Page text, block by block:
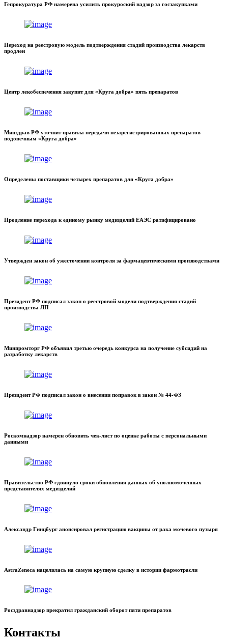
Гепрокуратура РФ намерена усилить прокуроский надзор за госзакупками
Переход на реестровую модель подтверждения стадий производства лекарств
продлен
Центр лекобеспечения закупит для «Круга добра» пять препаратов
Минздрав РФ уточнит правила передачи незарегистрированных препаратов
подопечным «Круга добра»
Определены поставщики четырех препаратов для «Круга добра»
Продление перехода к единому рынку медизделий ЕАЭС ратифицировано
Утвержден закон об ужесточении контроля за фармацевтическими производствами
Президент РФ подписал закон о реестровой модели подтверждения стадий
производства ЛП
Минпромторг РФ объявил третью очередь конкурса на получение субсидий на
разработку лекарств
Президент РФ подписал закон о внесении поправок в закон № 44-ФЗ
Роскомнадзор намерен обновить чек-лист по оценке работы с персональными
данными
Правительство РФ сдвинуло сроки обновления данных об уполномоченных
представителях медизделий
Александр Гинцбург анонсировал регистрацию вакцины от рака мочевого пузыря
AstraZeneca нацелилась на самую крупную сделку в истории фармотрасли
Росздравнадзор прекратил гражданский оборот пяти препаратов
Контакты